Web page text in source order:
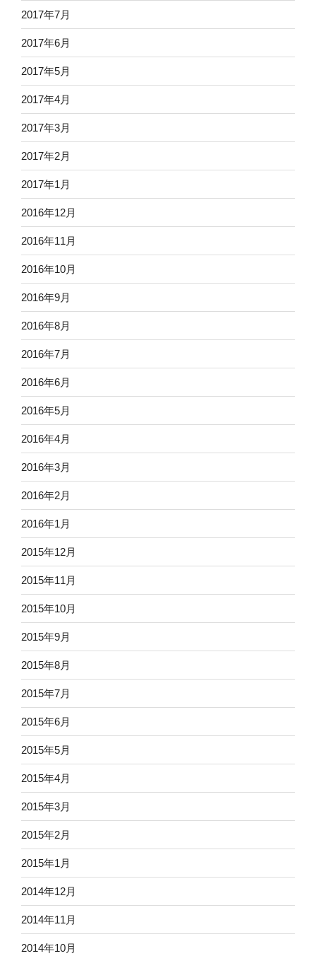
2017年7月
2017年6月
2017年5月
2017年4月
2017年3月
2017年2月
2017年1月
2016年12月
2016年11月
2016年10月
2016年9月
2016年8月
2016年7月
2016年6月
2016年5月
2016年4月
2016年3月
2016年2月
2016年1月
2015年12月
2015年11月
2015年10月
2015年9月
2015年8月
2015年7月
2015年6月
2015年5月
2015年4月
2015年3月
2015年2月
2015年1月
2014年12月
2014年11月
2014年10月